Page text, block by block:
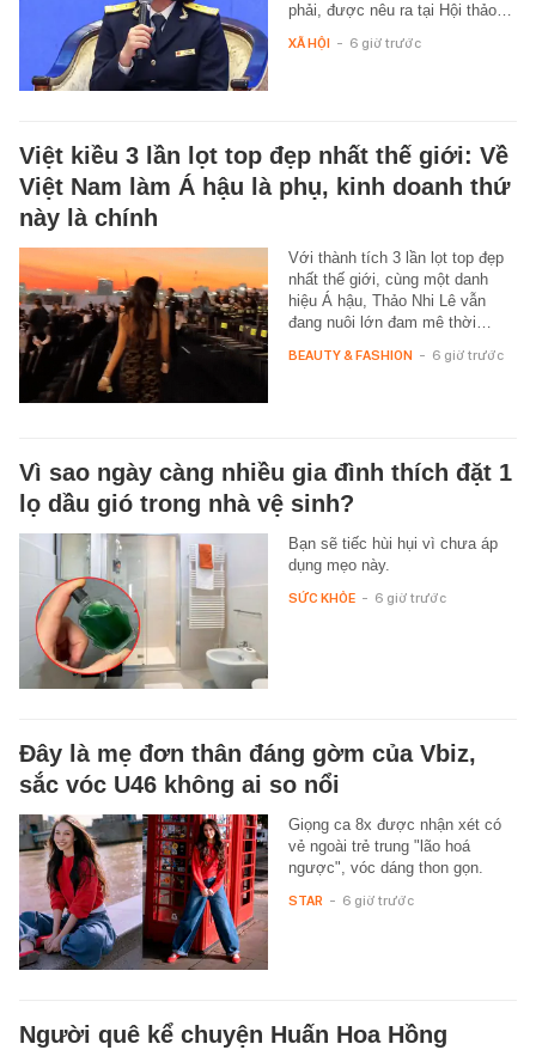
phải, được nêu ra tại Hội thảo…
XÃ HỘI - 6 giờ trước
Việt kiều 3 lần lọt top đẹp nhất thế giới: Về
Việt Nam làm Á hậu là phụ, kinh doanh thứ
này là chính
Với thành tích 3 lần lọt top đẹp
nhất thế giới, cùng một danh
hiệu Á hậu, Thảo Nhi Lê vẫn
đang nuôi lớn đam mê thời…
BEAUTY & FASHION - 6 giờ trước
Vì sao ngày càng nhiều gia đình thích đặt 1
lọ dầu gió trong nhà vệ sinh?
Bạn sẽ tiếc hùi hụi vì chưa áp
dụng mẹo này.
SỨC KHỎE - 6 giờ trước
Đây là mẹ đơn thân đáng gờm của Vbiz,
sắc vóc U46 không ai so nổi
Giọng ca 8x được nhận xét có
vẻ ngoài trẻ trung "lão hoá
ngược", vóc dáng thon gọn.
STAR - 6 giờ trước
Người quê kể chuyện Huấn Hoa Hồng